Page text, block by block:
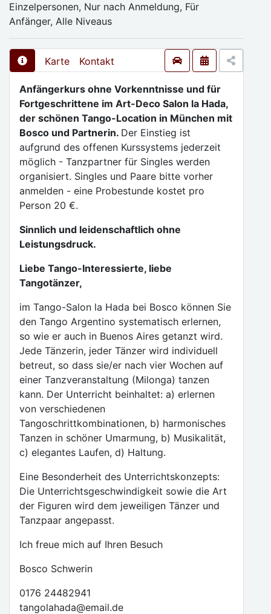
Einzelpersonen, Nur nach Anmeldung, Für
Anfänger, Alle Niveaus
Karte Kontakt
Anfängerkurs ohne Vorkenntnisse und für
Fortgeschrittene im Art-Deco Salon la Hada,
der schönen Tango-Location in München mit
Bosco und Partnerin. Der Einstieg ist
aufgrund des offenen Kurssystems jederzeit
möglich - Tanzpartner für Singles werden
organisiert. Singles und Paare bitte vorher
anmelden - eine Probestunde kostet pro
Person 20 €.
Sinnlich und leidenschaftlich ohne
Leistungsdruck.
Liebe Tango-Interessierte, liebe
Tangotänzer,
im Tango-Salon la Hada bei Bosco können Sie
den Tango Argentino systematisch erlernen,
so wie er auch in Buenos Aires getanzt wird.
Jede Tänzerin, jeder Tänzer wird individuell
betreut, so dass sie/er nach vier Wochen auf
einer Tanzveranstaltung (Milonga) tanzen
kann. Der Unterricht beinhaltet: a) erlernen
von verschiedenen
Tangoschrittkombinationen, b) harmonisches
Tanzen in schöner Umarmung, b) Musikalität,
c) elegantes Laufen, d) Haltung.
Eine Besonderheit des Unterrichtskonzepts:
Die Unterrichtsgeschwindigkeit sowie die Art
der Figuren wird dem jeweiligen Tänzer und
Tanzpaar angepasst.
Ich freue mich auf Ihren Besuch
Bosco Schwerin
0176 24482941
tangolahada@email.de